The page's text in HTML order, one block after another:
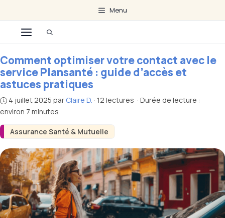
au
contenu
Menu
Menu
Assurance Santé & Mutuelle
Comment optimiser votre contact avec le
service Plansanté : guide d’accès et
astuces pratiques
4 juillet 2025 par Claire D. · 12 lectures · Durée de lecture :
environ 7 minutes